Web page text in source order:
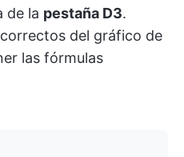
de la pestaña D3.
del gráfico de
las fórmulas